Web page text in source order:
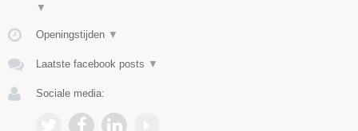
▼
Openingstijden ▼
Laatste facebook posts ▼
Sociale media: